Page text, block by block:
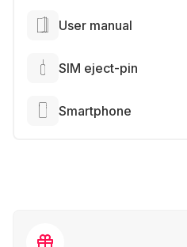
User manual
SIM eject-pin
Smartphone